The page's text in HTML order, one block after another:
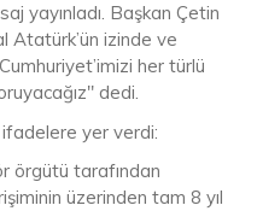
yayınladı. Başkan Çetin
Atatürk’ün izinde ve
her türlü
dedi.
ifadelere yer verdi:
örgütü tarafından
üzerinden tam 8 yıl